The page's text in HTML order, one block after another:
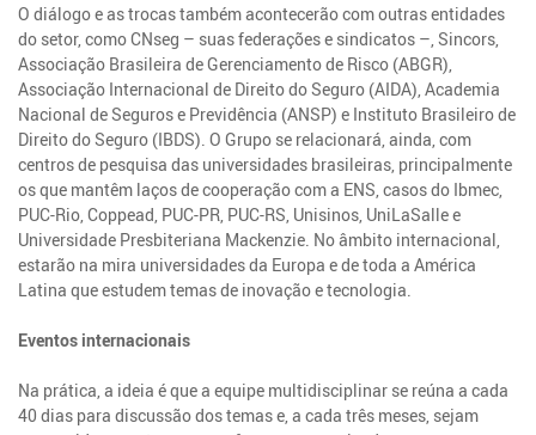
O diálogo e as trocas também acontecerão com outras entidades
do setor, como CNseg – suas federações e sindicatos –, Sincors,
Associação Brasileira de Gerenciamento de Risco (ABGR),
Associação Internacional de Direito do Seguro (AIDA), Academia
Nacional de Seguros e Previdência (ANSP) e Instituto Brasileiro de
Direito do Seguro (IBDS). O Grupo se relacionará, ainda, com
centros de pesquisa das universidades brasileiras, principalmente
os que mantêm laços de cooperação com a ENS, casos do Ibmec,
PUC-Rio, Coppead, PUC-PR, PUC-RS, Unisinos, UniLaSalle e
Universidade Presbiteriana Mackenzie. No âmbito internacional,
estarão na mira universidades da Europa e de toda a América
Latina que estudem temas de inovação e tecnologia.
Eventos internacionais
Na prática, a ideia é que a equipe multidisciplinar se reúna a cada
40 dias para discussão dos temas e, a cada três meses, sejam